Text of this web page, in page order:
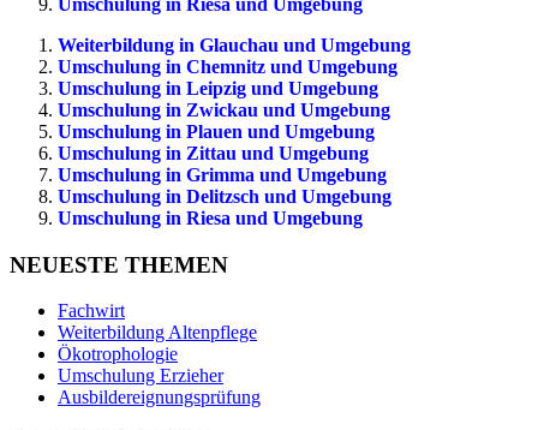
Weiterbildung in Glauchau und Umgebung
Umschulung in Chemnitz und Umgebung
Umschulung in Leipzig und Umgebung
Umschulung in Zwickau und Umgebung
Umschulung in Plauen und Umgebung
Umschulung in Zittau und Umgebung
Umschulung in Grimma und Umgebung
Umschulung in Delitzsch und Umgebung
Umschulung in Riesa und Umgebung
NEUESTE THEMEN
Fachwirt
Weiterbildung Altenpflege
Ökotrophologie
Umschulung Erzieher
Ausbildereignungsprüfung